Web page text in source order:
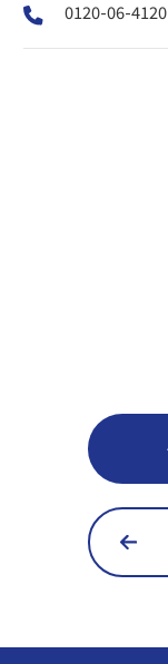
0120-06-4120